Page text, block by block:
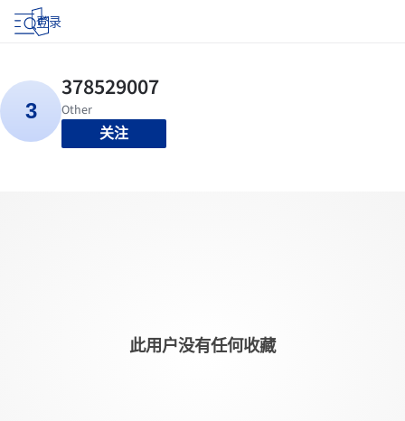
登录
关注
此用户没有任何收藏